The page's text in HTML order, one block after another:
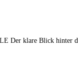
klare Blick hinter